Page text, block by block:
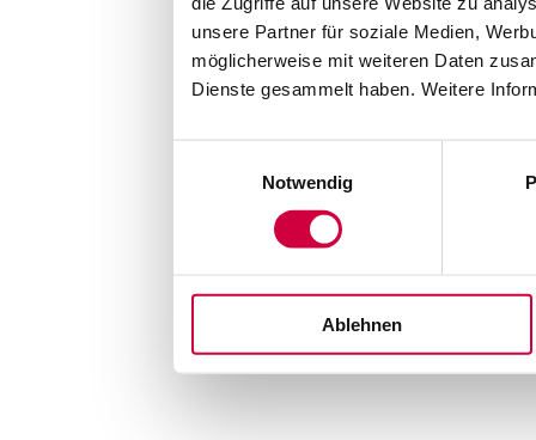
unsere Partner für soziale Medien,
möglicherweise mit weiteren Daten
Dienste gesammelt haben. Weitere
Notwendig
Ablehnen